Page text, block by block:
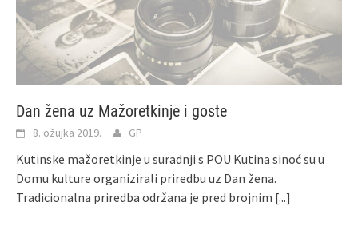
Dan žena uz Mažoretkinje i goste
8. ožujka 2019. GP
Kutinske mažoretkinje u suradnji s POU Kutina sinoć su u
Domu kulture organizirali priredbu uz Dan žena.
Tradicionalna priredba održana je pred brojnim [...]